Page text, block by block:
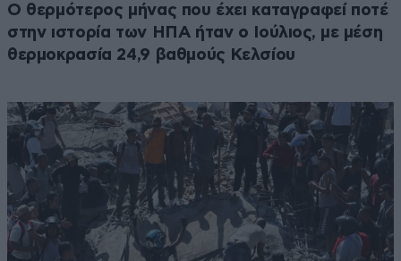
Ο θερμότερος μήνας που έχει καταγραφεί ποτέ
στην ιστορία των ΗΠΑ ήταν ο Ιούλιος, με μέση
θερμοκρασία 24,9 βαθμούς Κελσίου